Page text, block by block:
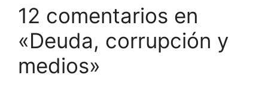
12 comentarios en
«Deuda, corrupción y
medios»